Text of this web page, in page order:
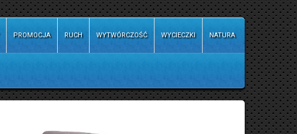
PROMOCJA RUCH WYTWÓRCZOŚĆ WYCIECZKI NATURA